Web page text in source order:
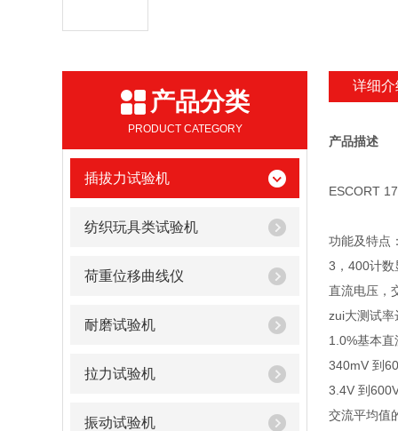
产品分类
PRODUCT CATEGORY
插拔力试验机
纺织玩具类试验机
荷重位移曲线仪
耐磨试验机
拉力试验机
振动试验机
详细介
产品描述
ESCORT
功能及特点
3，400计数
直流电压，
zui大测试
1.0%基本
340mV 到
3.4V 到
交流平均值